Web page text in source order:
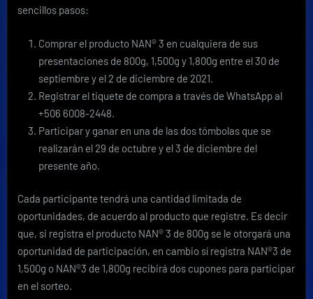
sencillos pasos:
Comprar el producto NAN® 3 en cualquiera de sus
presentaciones de 800g, 1,500g y 1,800g entre el 30 de
septiembre y el 2 de diciembre de 2021.
Registrar el tiquete de compra a través de WhatsApp al
+506 6008-2448.
Participar y ganar en una de las dos tómbolas que se
realizarán el 29 de octubre y el 3 de diciembre del
presente año.
Cada participante tendrá una cantidad limitada de
oportunidades, de acuerdo al producto que registre. Es decir
que, si registra el producto NAN® 3 de 800g se le otorgará una
oportunidad de participación, en cambio sí registra NAN®3 de
1,500g o NAN®3 de 1,800g recibirá dos cupones para participar
en el sorteo.